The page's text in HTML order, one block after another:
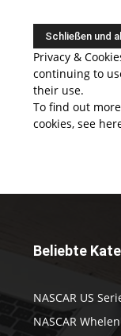
Privacy &
continuing to
their use.
To find out
cookies, see
Beliebte
NASCAR US
NASCAR